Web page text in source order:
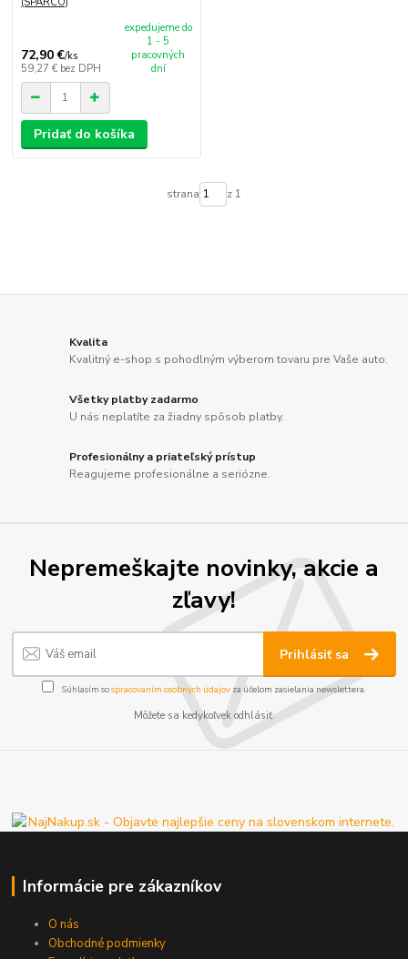
72,90 €/ks
59,27 € bez DPH
expedujeme do
1 - 5
pracovných
dní
Pridať do košíka
strana z 1
Kvalita
Kvalitný e-shop s pohodlným výberom tovaru pre Vaše auto.
Všetky platby zadarmo
U nás neplatíte za žiadny spôsob platby.
Profesionálny a priateľský prístup
Reagujeme profesionálne a seriózne.
Nepremeškajte novinky, akcie a
zľavy!
Prihlásiť sa
Súhlasím sospracovaním osobných údajov za účelom zasielania newslettera.
Môžete sa kedykoľvek odhlásiť.
Informácie pre zákazníkov
O nás
Obchodné podmienky